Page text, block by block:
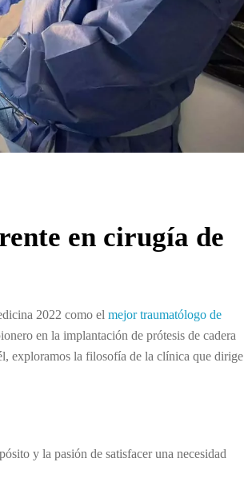
en cirugía de
2022 como el mejor traumatólogo de
en la implantación de prótesis de cadera
exploramos la filosofía de la clínica que dirige
y la pasión de satisfacer una necesidad